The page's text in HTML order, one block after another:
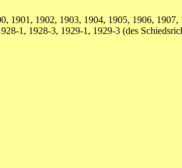
1902, 1903, 1904, 1905, 1906,
1, 1928-3, 1929-1, 1929-3 (des